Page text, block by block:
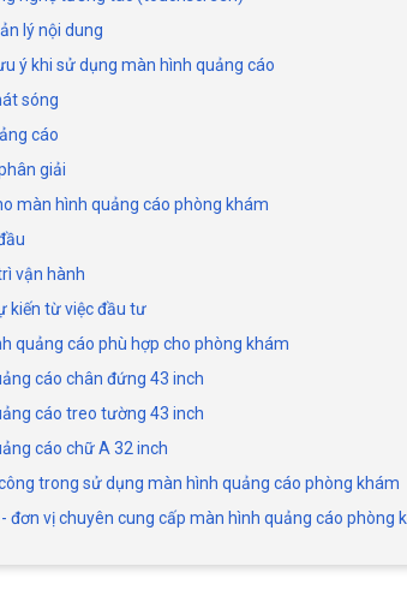
lý nội dung
ý khi sử dụng màn hình quảng cáo
sóng
cáo
giải
màn hình quảng cáo phòng khám
vận hành
kiến từ việc đầu tư
quảng cáo phù hợp cho phòng khám
cáo chân đứng 43 inch
cáo treo tường 43 inch
cáo chữ A 32 inch
trong sử dụng màn hình quảng cáo phòng khám
đơn vị chuyên cung cấp màn hình quảng cáo phòng